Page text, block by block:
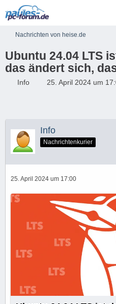
Nachrichten von heise.de
Ubuntu 24.04 LTS
das ändert sich,
Info 25. April 2024 um
Info
Nachrichtenkurier
25. April 2024 um 17:00